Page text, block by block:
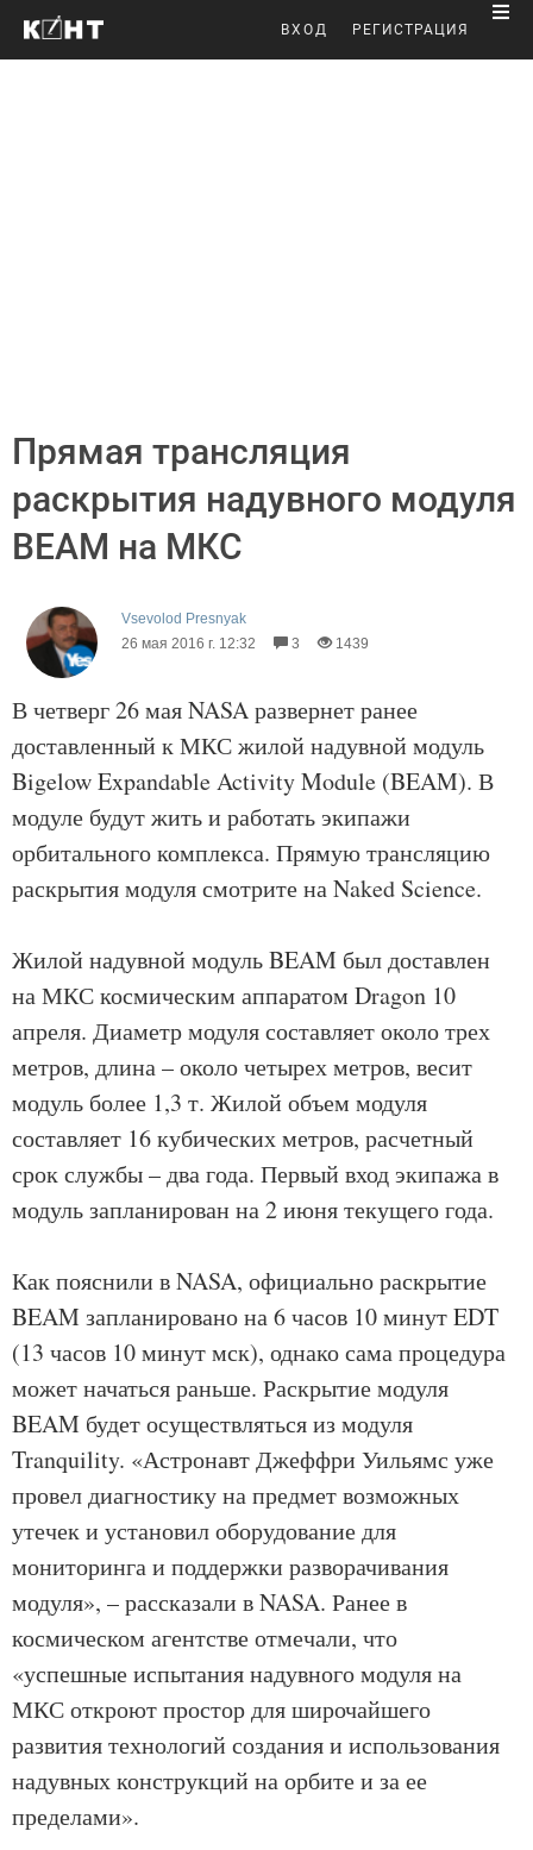
ВХОД РЕГИСТРАЦИЯ
Прямая трансляция
раскрытия надувного модуля
BEAM на МКС
Vsevolod Presnyak
26 мая 2016 г. 12:32
3 1439
В четверг 26 мая NASA развернет ранее
доставленный к МКС жилой надувной модуль
Bigelow Expandable Activity Module (BEAM). В
модуле будут жить и работать экипажи
орбитального комплекса. Прямую трансляцию
раскрытия модуля смотрите на Naked Science.
Жилой надувной модуль BEAM был доставлен
на МКС космическим аппаратом Dragon 10
апреля. Диаметр модуля составляет около трех
метров, длина – около четырех метров, весит
модуль более 1,3 т. Жилой объем модуля
составляет 16 кубических метров, расчетный
срок службы – два года. Первый вход экипажа в
модуль запланирован на 2 июня текущего года.
Как пояснили в NASA, официально раскрытие
BEAM запланировано на 6 часов 10 минут EDT
(13 часов 10 минут мск), однако сама процедура
может начаться раньше. Раскрытие модуля
BEAM будет осуществляться из модуля
Tranquility. «Астронавт Джеффри Уильямс уже
провел диагностику на предмет возможных
утечек и установил оборудование для
мониторинга и поддержки разворачивания
модуля», – рассказали в NASA. Ранее в
космическом агентстве отмечали, что
«успешные испытания надувного модуля на
МКС откроют простор для широчайшего
развития технологий создания и использования
надувных конструкций на орбите и за ее
пределами».